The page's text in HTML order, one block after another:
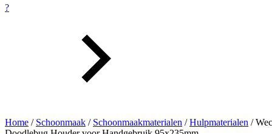
?
Home / Schoonmaak / Schoonmaakmaterialen /Hulpmaterialen /